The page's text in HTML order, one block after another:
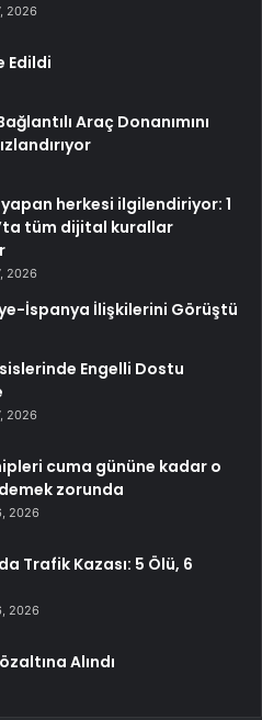
2026
Edildi
Araç Donanımını
yapan herkesi ilgilendiriyor: 1
tüm dijital kurallar
2026
İspanya İlişkilerini Görüştü
Engelli Dostu
2026
cuma gününe kadar o
zorunda
2026
Trafik Kazası: 5 Ölü, 6
2026
Alındı